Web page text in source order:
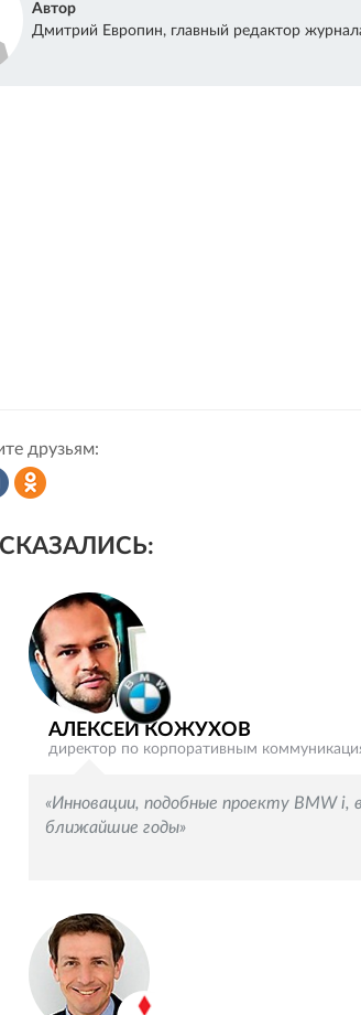
Автор
Дмитрий Европин, главный редактор
друзьям:
Одноклассниках
АЛЕКСЕЙ КОЖУХОВ
директор по корпоративным
«Инновации, подобные проекту BMW
ближайшие годы»